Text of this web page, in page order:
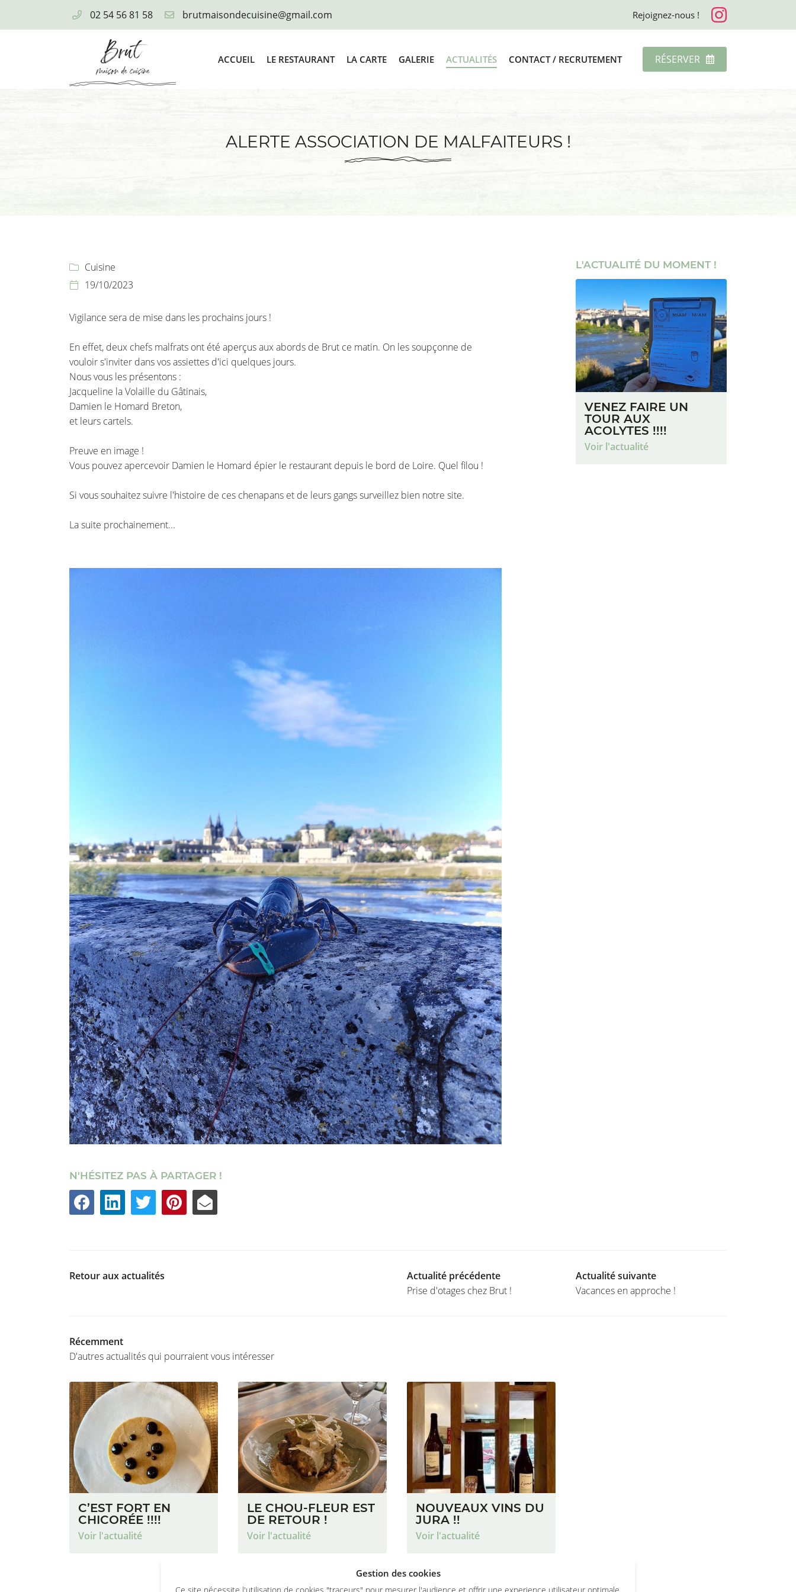
02 54 56 81 58 Rejoignez-nous !
ACCUEIL LE RESTAURANT LA CARTE GALERIE ACTUALITÉS CONTACT / RECRUTEMENT RÉSERVER
14 Quai Villebois Mareuil,
En cochant cette case, vous consentez à recevoir nos propositions commerciales à
l'adresse email indiqué ci-dessus. Vous pouvez vous désinscrire à tout moment en
le formulaire de désinscription
INSCRIPTION
ALERTE ASSOCIATION DE MALFAITEURS !
 Cuisine
 19/10/2023
Vigilance sera de mise dans les prochains jours !
En effet, deux chefs malfrats ont été aperçus aux abords de Brut ce matin. On les soupçonne de
vouloir s'inviter dans vos assiettes d'ici quelques jours.
Nous vous les présentons :
Jacqueline la Volaille du Gâtinais,
Damien le Homard Breton,
et leurs cartels.
Preuve en image !
Vous pouvez apercevoir Damien le Homard épier le restaurant depuis le bord de Loire. Quel filou !
Si vous souhaitez suivre l'histoire de ces chenapans et de leurs gangs surveillez bien notre site.
La suite prochainement...
N'HÉSITEZ PAS À PARTAGER !
L'ACTUALITÉ DU MOMENT !
VENEZ FAIRE UN
TOUR AUX
ACOLYTES !!!!
Voir l'actualité
Retour aux actualités
Actualité précédente
Prise d'otages chez Brut !
Actualité suivante
Vacances en approche !
Récemment
D'autres actualités qui pourraient vous intéresser
C’EST FORT EN
CHICORÉE !!!!
Voir l'actualité
LE CHOU-FLEUR EST
DE RETOUR !
Voir l'actualité
NOUVEAUX VINS DU
JURA !!
Voir l'actualité
Gestion des cookies